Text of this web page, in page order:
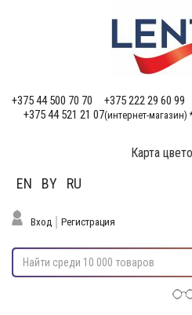
+375 44 500 70 70
+375 222 29 60 99
+375 44 521 21 07(интернет-
Карта
EN BY RU
Вход Регистрация